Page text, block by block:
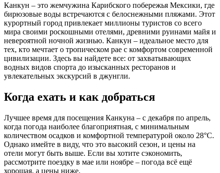
Канкун – это жемчужина Карибского побережья Мексики, где
бирюзовые воды встречаются с белоснежными пляжами. Этот
курортный город привлекает миллионы туристов со всего
мира своими роскошными отелями, древними руинами майя и
невероятной ночной жизнью. Канкун – идеальное место для
тех, кто мечтает о тропическом рае с комфортом современной
цивилизации. Здесь вы найдете все: от захватывающих
водных видов спорта до изысканных ресторанов и
увлекательных экскурсий в джунгли.
Когда ехать и как добраться
Лучшее время для посещения Канкуна – с декабря по апрель,
когда погода наиболее благоприятная, с минимальным
количеством осадков и комфортной температурой около 28°C.
Однако имейте в виду, что это высокий сезон, и цены на
отели могут быть выше. Если вы хотите сэкономить,
рассмотрите поездку в мае или ноябре – погода всё ещё
хорошая, а цены ниже.